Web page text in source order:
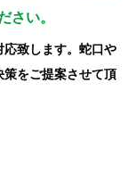
い。
致します。蛇口や
をご提案させて頂